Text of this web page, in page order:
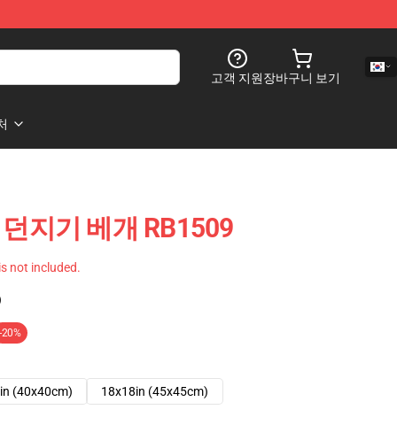
고객 지원장바구니 보기
지기 베개 RB1509
not included.
-20%
(40x40cm) 18x18in (45x45cm)